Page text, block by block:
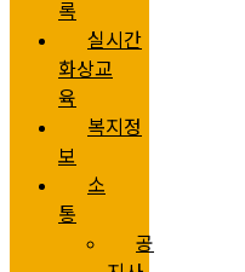
록
실시간
화상교
육
복지정
보
소
통
공